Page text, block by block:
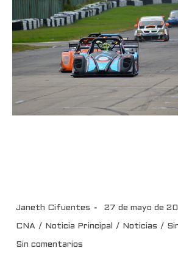
Janeth Cifuentes 27 de mayo de
CNA / Noticia Principal / Noticias /
Sin comentarios